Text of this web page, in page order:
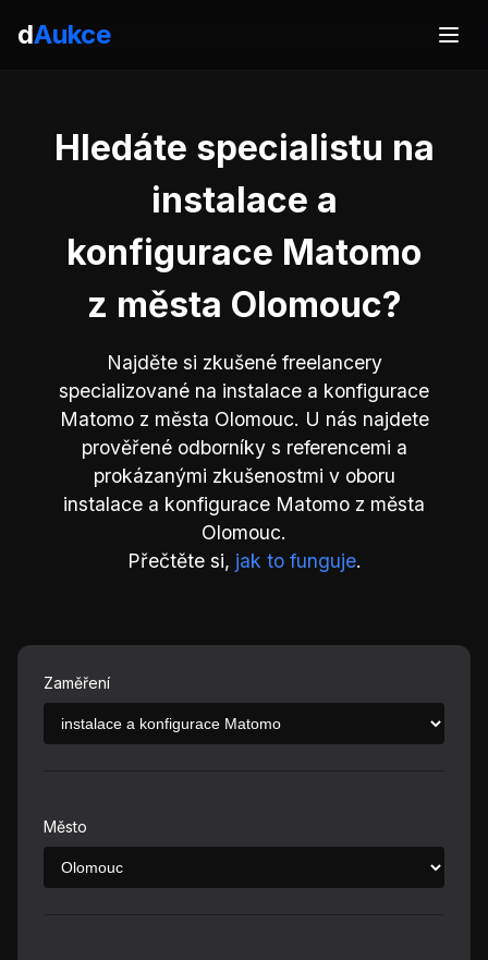
dAukce
Hledáte specialistu na
instalace a
konfigurace Matomo
z města Olomouc?
Najděte si zkušené freelancery
specializované na instalace a konfigurace
Matomo z města Olomouc. U nás najdete
prověřené odborníky s referencemi a
prokázanými zkušenostmi v oboru
instalace a konfigurace Matomo z města
Olomouc.
Přečtěte si, jak to funguje.
Zaměření
Město